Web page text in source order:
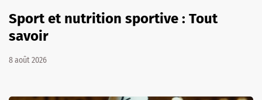
Sport et nutrition sportive : Tout
savoir
8 août 2026